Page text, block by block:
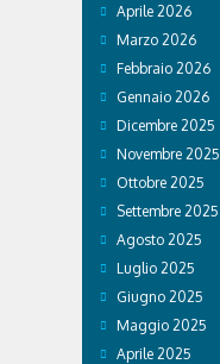
Aprile 2026
Marzo 2026
Febbraio 2026
Gennaio 2026
Dicembre 2025
Novembre 2025
Ottobre 2025
Settembre 2025
Agosto 2025
Luglio 2025
Giugno 2025
Maggio 2025
Aprile 2025